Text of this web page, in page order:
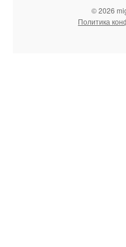
© 2026
Политика